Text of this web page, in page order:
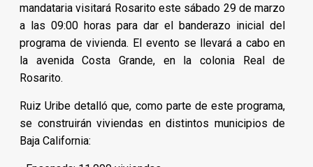
mandataria visitará Rosarito este sábado 29 de marzo
a las 09:00 horas para dar el banderazo inicial del
programa de vivienda. El evento se llevará a cabo en
la avenida Costa Grande, en la colonia Real de
Rosarito.
Ruiz Uribe detalló que, como parte de este programa,
se construirán viviendas en distintos municipios de
Baja California: